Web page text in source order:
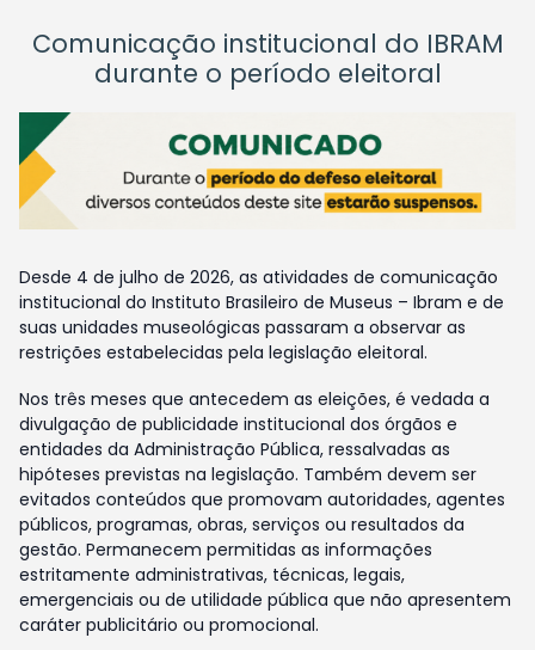
Comunicação institucional do IBRAM
durante o período eleitoral
Desde 4 de julho de 2026, as atividades de comunicação
institucional do Instituto Brasileiro de Museus – Ibram e de
suas unidades museológicas passaram a observar as
restrições estabelecidas pela legislação eleitoral.
Nos três meses que antecedem as eleições, é vedada a
divulgação de publicidade institucional dos órgãos e
entidades da Administração Pública, ressalvadas as
hipóteses previstas na legislação. Também devem ser
evitados conteúdos que promovam autoridades, agentes
públicos, programas, obras, serviços ou resultados da
gestão. Permanecem permitidas as informações
estritamente administrativas, técnicas, legais,
emergenciais ou de utilidade pública que não apresentem
caráter publicitário ou promocional.